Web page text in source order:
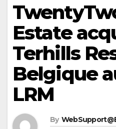
Estate
Terhills
Belgique
LRM
By